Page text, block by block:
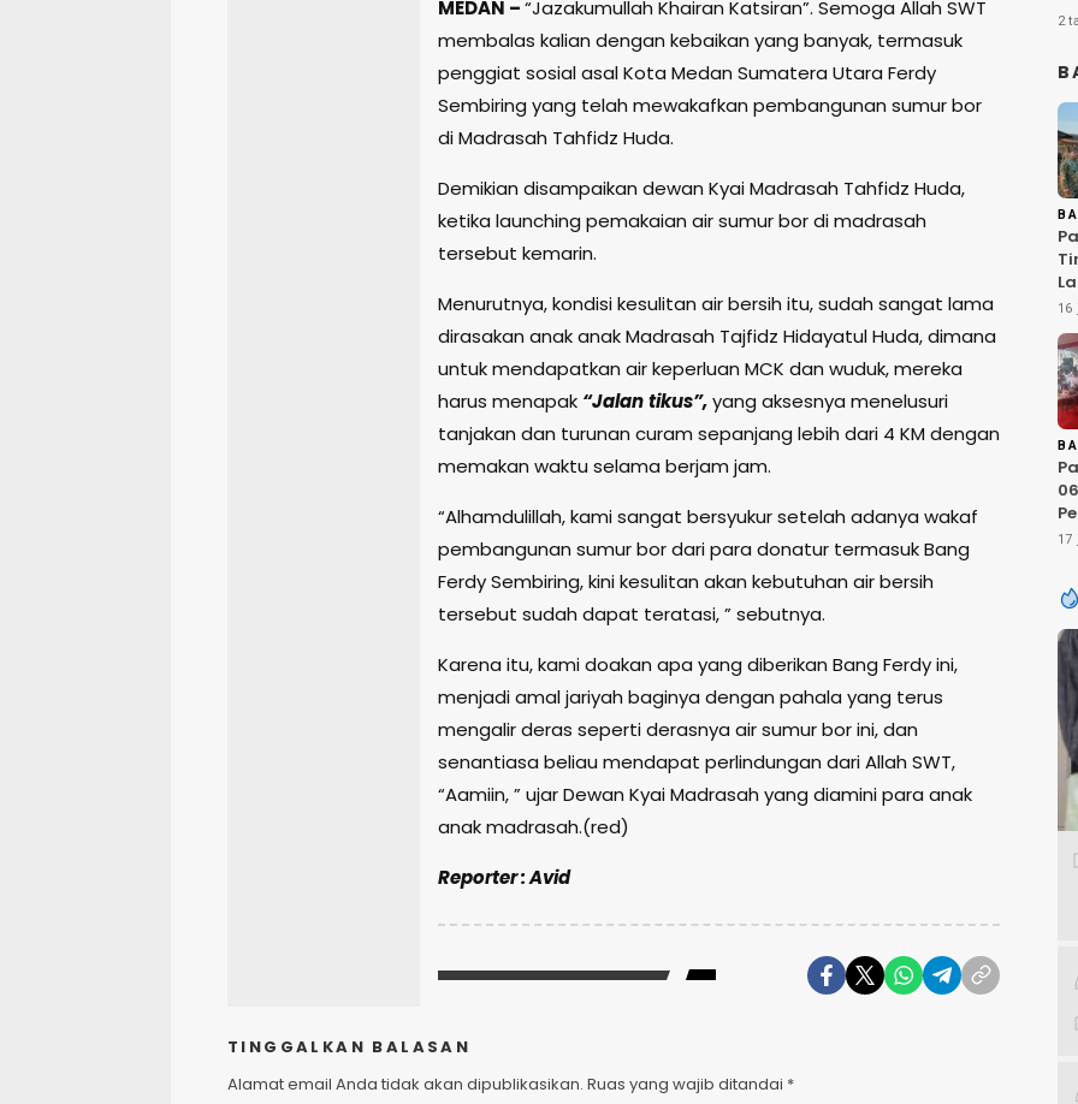
MEDAN –“Jazakumullah Khairan Katsiran”. Semoga Allah SWT
membalas kalian dengan kebaikan yang banyak, termasuk
penggiat sosial asal Kota Medan Sumatera Utara Ferdy
Sembiring yang telah mewakafkan pembangunan sumur bor
di Madrasah Tahfidz Huda.
Demikian disampaikan dewan Kyai Madrasah Tahfidz Huda,
ketika launching pemakaian air sumur bor di madrasah
tersebut kemarin.
Menurutnya, kondisi kesulitan air bersih itu, sudah sangat lama
dirasakan anak anak Madrasah Tajfidz Hidayatul Huda, dimana
untuk mendapatkan air keperluan MCK dan wuduk, mereka
harus menapak “Jalantikus”,yang aksesnya menelusuri
tanjakan dan turunan curam sepanjang lebih dari 4 KM dengan
memakan waktu selama berjam jam.
“Alhamdulillah, kami sangat bersyukur setelah adanya wakaf
pembangunan sumur bor dari para donatur termasuk Bang
Ferdy Sembiring, kini kesulitan akan kebutuhan air bersih
tersebut sudah dapat teratasi, ” sebutnya.
Karena itu, kami doakan apa yang diberikan Bang Ferdy ini,
menjadi amal jariyah baginya dengan pahala yang terus
mengalir deras seperti derasnya air sumur bor ini, dan
senantiasa beliau mendapat perlindungan dari Allah SWT,
“Aamiin, ” ujar Dewan Kyai Madrasah yang diamini para anak
anak madrasah.(red)
Reporter : Avid
TINGGALKAN BALASAN
Alamat email Anda tidak akan dipublikasikan. Ruas yang wajib ditandai *
2
16
17